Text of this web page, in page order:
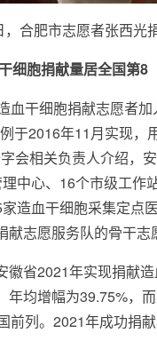
，合肥市志愿者张西光
细胞捐献量居全国第8
血干细胞捐献志愿者
于2016年11月实现
会相关负责人介绍，
中心、16个市级工作
造血干细胞采集定点
志愿服务队的骨干志
徽省2021年实现捐献
年均增幅为39.75%，
前列。2021年成功捐